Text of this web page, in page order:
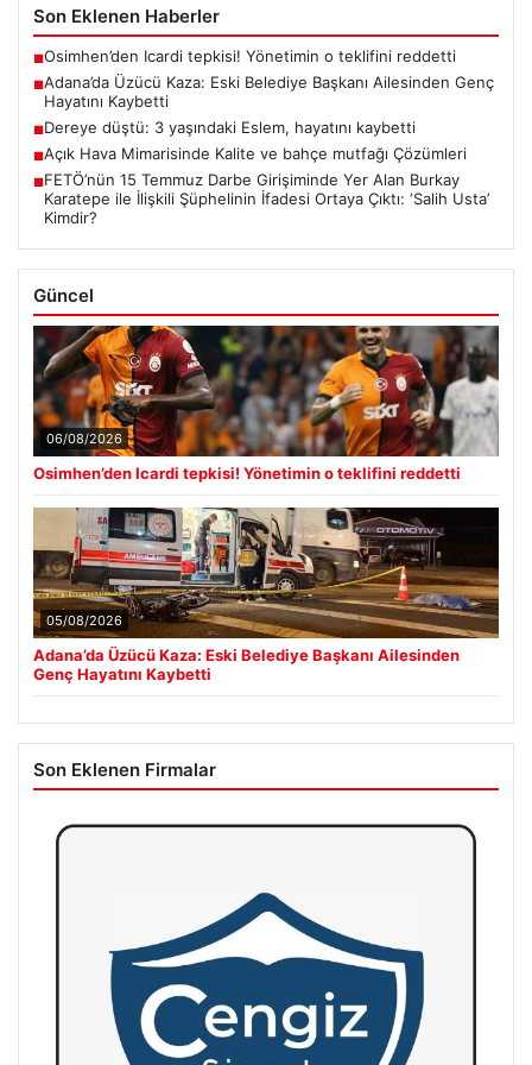
Son Eklenen Haberler
■Osimhen’den Icardi tepkisi! Yönetimin o teklifini reddetti
■Adana’da Üzücü Kaza: Eski Belediye Başkanı Ailesinden Genç
Hayatını Kaybetti
■Dereye düştü: 3 yaşındaki Eslem, hayatını kaybetti
■Açık Hava Mimarisinde Kalite ve bahçe mutfağı Çözümleri
■FETÖ’nün 15 Temmuz Darbe Girişiminde Yer Alan Burkay
Karatepe ile İlişkili Şüphelinin İfadesi Ortaya Çıktı: ‘Salih Usta’
Kimdir?
Güncel
06/08/2026
Osimhen’den Icardi tepkisi! Yönetimin o teklifini reddetti
05/08/2026
Adana’da Üzücü Kaza: Eski Belediye Başkanı Ailesinden
Genç Hayatını Kaybetti
Son Eklenen Firmalar